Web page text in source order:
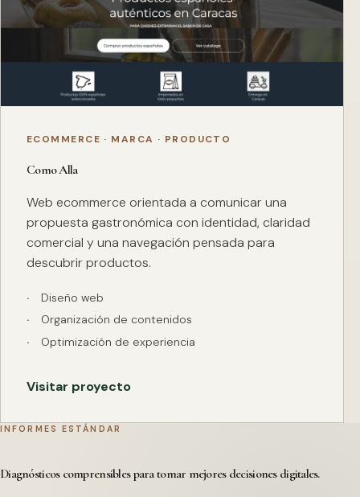
ECOMMERCE · MARCA · PRODUCTO
Como Alla
Web ecommerce orientada a comunicar una
propuesta gastronómica con identidad, claridad
comercial y una navegación pensada para
descubrir productos.
Diseño web
Organización de contenidos
Optimización de experiencia
Visitar proyecto
INFORMES ESTÁNDAR
Diagnósticos comprensibles para tomar mejores decisiones digitales.